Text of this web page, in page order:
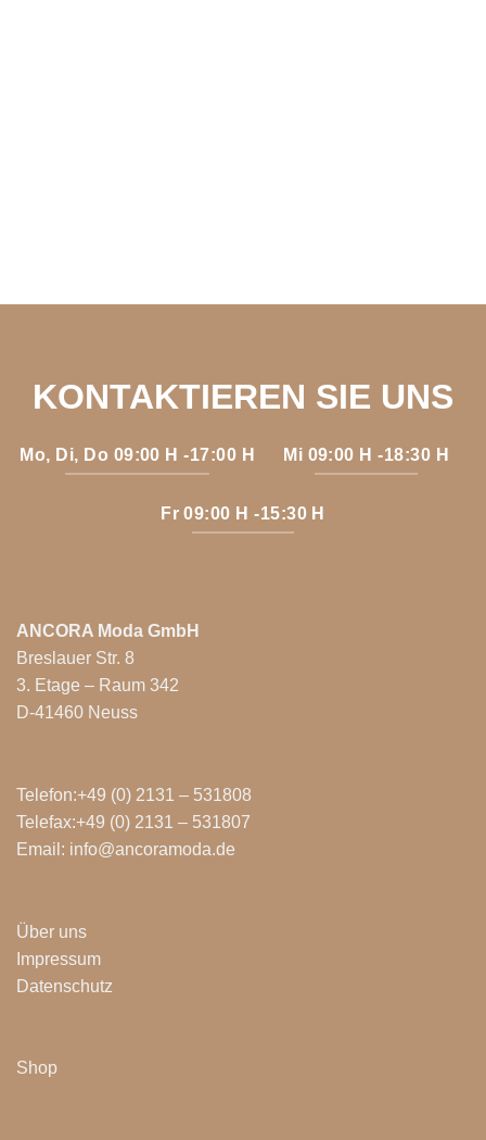
KONTAKTIEREN SIE UNS
Mo, Di, Do 09:00 H -17:00 H Mi 09:00 H -18:30 H
Fr 09:00 H -15:30 H
ANCORA Moda GmbH
Breslauer Str. 8
3. Etage – Raum 342
D-41460 Neuss
Telefon:+49 (0) 2131 – 531808
Telefax:+49 (0) 2131 – 531807
Email: info@ancoramoda.de
Über uns
Impressum
Datenschutz
Shop